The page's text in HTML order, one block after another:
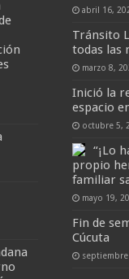
abril 16,
Tránsito
todas las
marzo 8,
Inició la
espacio
octubre 5,
“¡Lo
propio
familiar
mayo 19,
Fin de
Cúcuta